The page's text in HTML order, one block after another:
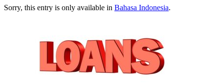
Sorry, this entry is only available in Bahasa Indonesia.